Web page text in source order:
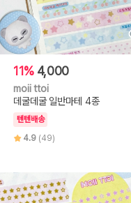
11% 4,000
moii ttoi
데굴데굴 일반마테 4종
텐텐배송
4.9 (49)